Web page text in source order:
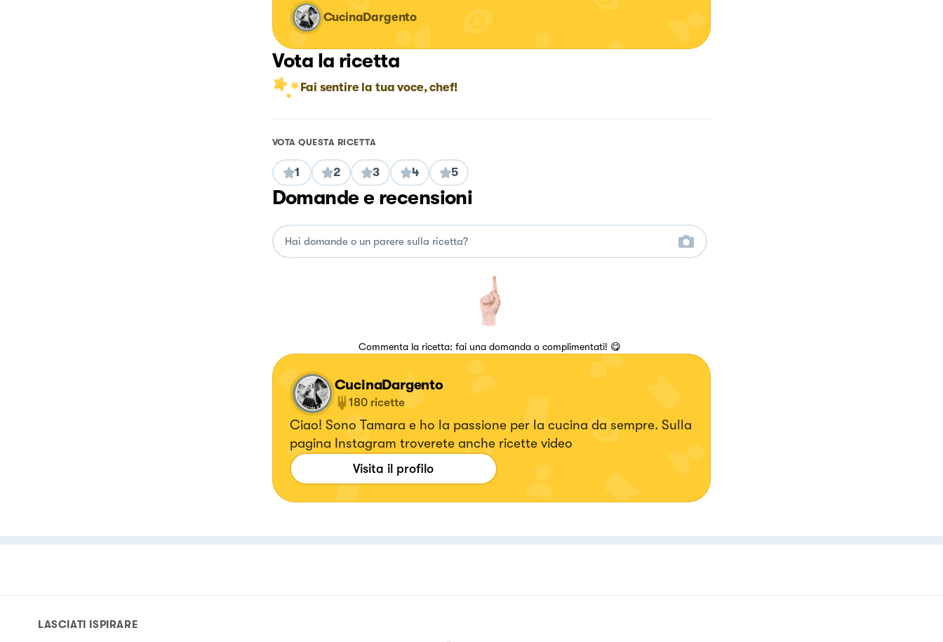
CucinaDargento
Vota la ricetta
Fai sentire la tua voce, chef!
VOTA QUESTA RICETTA
1 2 3 4 5
Domande e recensioni
Commenta la ricetta: fai una domanda o complimentati! 😋
CucinaDargento
180 ricette
Ciao! Sono Tamara e ho la passione per la cucina da sempre. Sulla
pagina Instagram troverete anche ricette video
Visita il profilo
LASCIATI ISPIRARE